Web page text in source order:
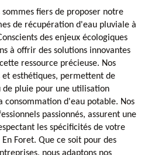
fiers de proposer notre
de récupération d'eau pluviale à
des enjeux écologiques
à offrir des solutions innovantes
ressource précieuse. Nos
et esthétiques, permettent de
pluie pour une utilisation
consommation d'eau potable. Nos
passionnés, assurent une
les spécificités de votre
Foret. Que ce soit pour des
nous adaptons nos